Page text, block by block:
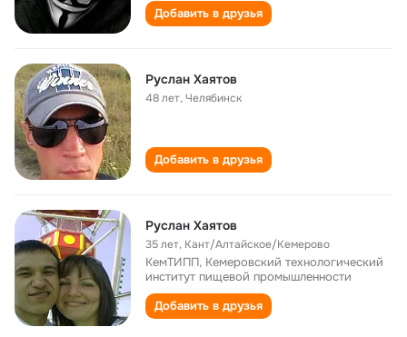
Добавить в друзья
Руслан Хаятов
48 лет,Челябинск
Добавить в друзья
Руслан Хаятов
35 лет, Кант/Алтайское/Кемерово
КемТИПП, Кемеровский технологический
институт пищевой промышленности
Добавить в друзья